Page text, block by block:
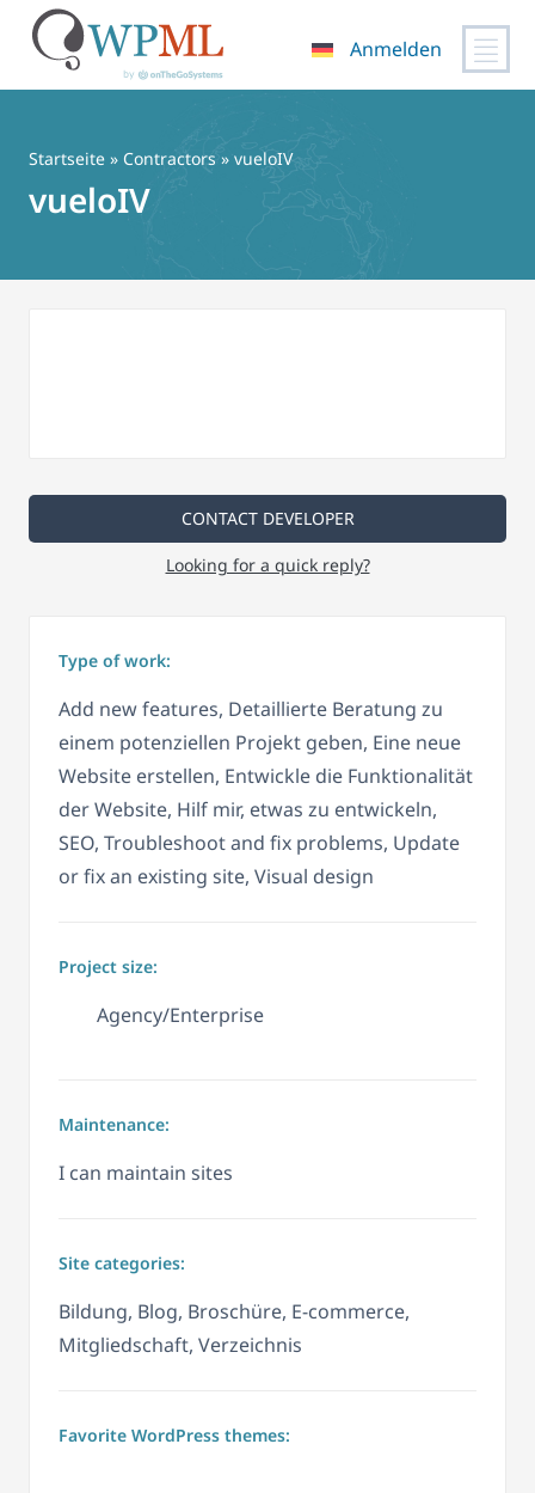
springen
Anmelden
Startseite » Contractors» vueloIV
vueloIV
CONTACT DEVELOPER
Looking for a quick reply?
Type of work:
Add new features, Detaillierte Beratung zu
einem potenziellen Projekt geben, Eine neue
Website erstellen, Entwickle die Funktionalität
der Website, Hilf mir, etwas zu entwickeln,
SEO, Troubleshoot and fix problems, Update
or fix an existing site, Visual design
Project size:
Agency/Enterprise
Maintenance:
I can maintain sites
Site categories:
Bildung, Blog, Broschüre, E-commerce,
Mitgliedschaft, Verzeichnis
Favorite WordPress themes: